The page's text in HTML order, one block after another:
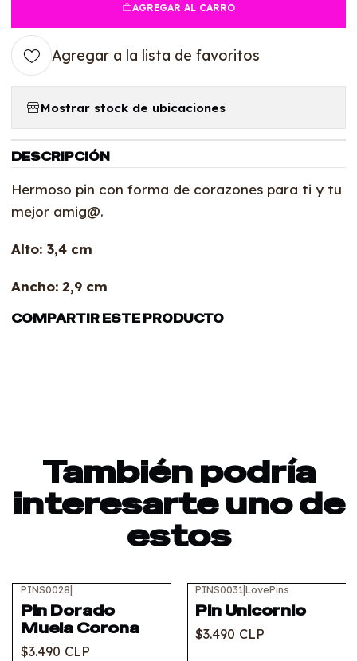
AGREGAR AL CARRO
Agregar a la lista de favoritos
Mostrar stock de ubicaciones
DESCRIPCIÓN
Hermoso pin con forma de corazones para ti y tu
mejor amig@.
Alto: 3,4 cm
Ancho: 2,9 cm
COMPARTIR ESTE PRODUCTO
También podría
interesarte uno de
estos
PINS0028|
Pin Dorado
Muela Corona
$3.490 CLP
PINS0031|LovePins
Pin Unicornio
$3.490 CLP